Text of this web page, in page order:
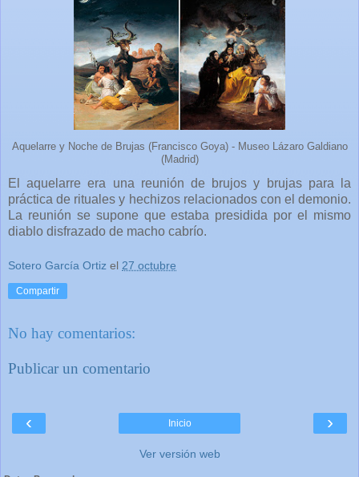
Aquelarre y Noche de Brujas (Francisco Goya) - Museo Lázaro Galdiano
(Madrid)
El aquelarre era una reunión de brujos y brujas para la
práctica de rituales y hechizos relacionados con el demonio.
La reunión se supone que estaba presidida por el mismo
diablo disfrazado de macho cabrío.
Sotero García Ortiz el 27 octubre
Compartir
No hay comentarios:
Publicar un comentario
‹ ›
Inicio
Ver versión web